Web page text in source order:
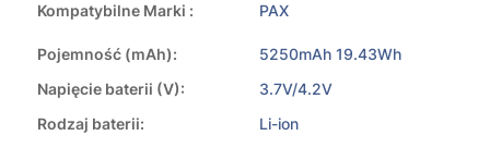
Kompatybilne Marki : PAX
Pojemność (mAh):
5250mAh 19.43Wh
Napięcie baterii (V):
3.7V/4.2V
Rodzaj baterii:
Li-ion